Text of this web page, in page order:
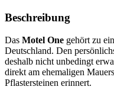
Beschreibung
Das Motel One gehört zu
Deutschland. Den
deshalb nicht unbedingt
direkt am ehemaligen
Pflastersteinen erinnert.